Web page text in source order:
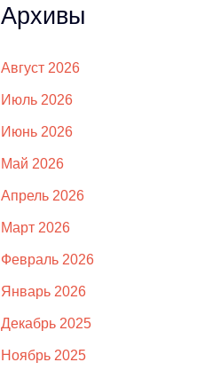
Архивы
Август 2026
Июль 2026
Июнь 2026
Май 2026
Апрель 2026
Март 2026
Февраль 2026
Январь 2026
Декабрь 2025
Ноябрь 2025